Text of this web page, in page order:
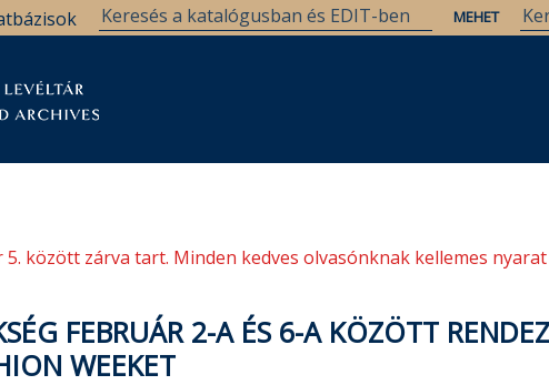
között zárva tart. Minden kedves olvasónknak kellemes
FEBRUÁR 2-A ÉS 6-A KÖZÖTT
WEEKET